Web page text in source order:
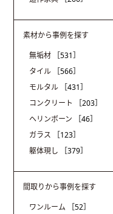
素材から事例を探す
無垢材
［531］
タイル
［566］
モルタル
［431］
コンクリート
［203］
ヘリンボーン
［46］
ガラス
［123］
躯体現し
［379］
間取りから事例を探す
ワンルーム
［52］